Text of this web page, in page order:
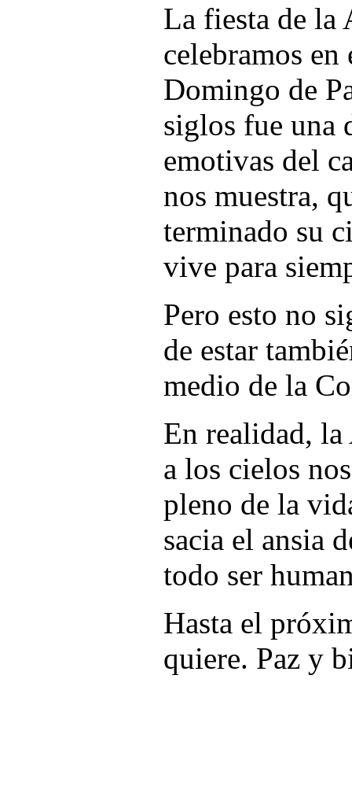
La fiesta de la
celebramos en
Domingo de
siglos fue una
emotivas del
nos muestra,
terminado su
vive para
Pero esto no
de estar
medio de la
En realidad, la
a los cielos
pleno de la
sacia el ansia
todo ser
Hasta el
quiere. Paz y